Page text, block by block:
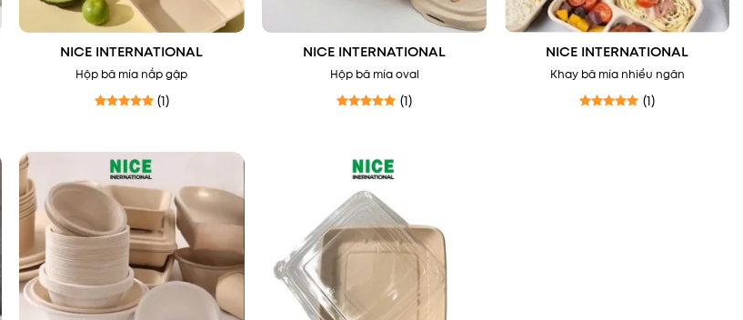
NICE INTERNATIONAL
Hộp bã mía nắp gập
(1)
NICE INTERNATIONAL
Hộp bã mía oval
(1)
NICE INTERNATIONAL
Khay bã mía nhiều ngăn
(1)